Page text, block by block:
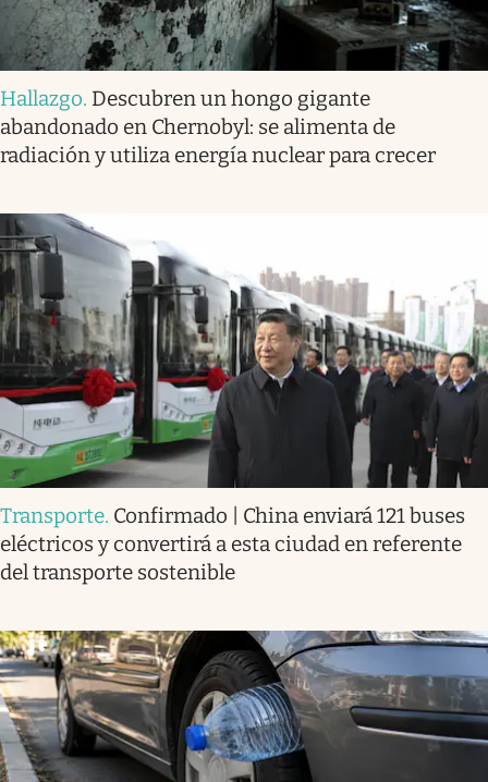
Hallazgo. Descubren un hongo gigante
abandonado en Chernobyl: se alimenta de
radiación y utiliza energía nuclear para crecer
Transporte. Confirmado | China enviará 121 buses
eléctricos y convertirá a esta ciudad en referente
del transporte sostenible